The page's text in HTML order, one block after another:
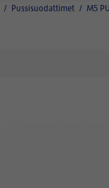
/ Pussisuodattimet / M5